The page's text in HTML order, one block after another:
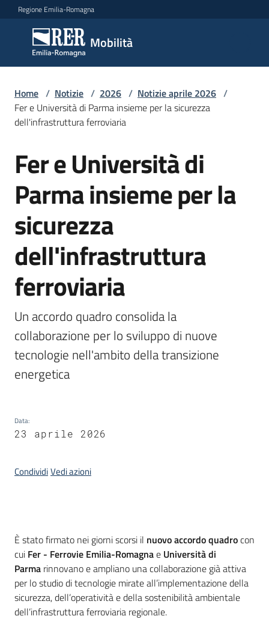
Vai al contenuto
Vai alla navigazione
Vai al footer
Regione Emilia-Romagna
Mobilità
Mobilità
Argomenti
Servizi
Leggi
Atti
Bandi
Piani
Programmi
Progetti
sicurezza
stradale
Home / Notizie / 2026 / Notizie aprile 2026 /
Fer e Università di Parma insieme per la sicurezza
dell'infrastruttura ferroviaria
Salta al contenuto
Fer e Università di
Parma insieme per la
sicurezza
dell'infrastruttura
ferroviaria
Un accordo quadro consolida la
collaborazione per lo sviluppo di nuove
tecnologie nell'ambito della transizione
energetica
Data:
23 aprile 2026
CondividiVedi azioni
Introduzione
È stato firmato nei giorni scorsi il nuovo accordo quadrocon
cui Fer - Ferrovie Emilia-Romagnae Università di
Parma rinnovano e ampliano una collaborazione già attiva
per lo studio di tecnologie mirate all’implementazione della
sicurezza, dell’operatività e della sostenibilità ambientale
dell’infrastruttura ferroviaria regionale.